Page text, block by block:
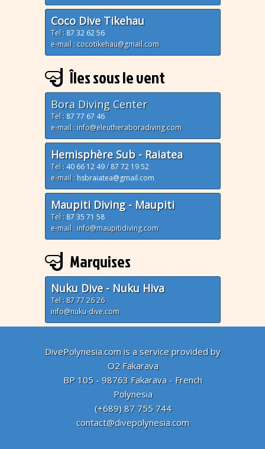
Coco Dive Tikehau
Tel : 87 32 62 56
e-mail : cocotikehau@gmail.com
Îles sous le vent
Bora Diving Center
Tel : 87 77 67 46
e-mail : info@eleutheraboradiving.com
Hemisphère Sub - Raiatea
Tel : 40 66 12 49/87 72 19 52
e-mail : hsbraiatea@gmail.com
Maupiti Diving - Maupiti
Tel : 87 35 71 58
e-mail : info@maupitidiving.com
Marquises
Nuku Dive - Nuku Hiva
Tel : 87 77 26 26
info@nuku-dive.com
DivePolynesia.com is a service provided by
O2 Fakarava
BP 105 - 98763 Fakarava - French
Polynesia
(+689) 87 755 744
contact@divepolynesia.com